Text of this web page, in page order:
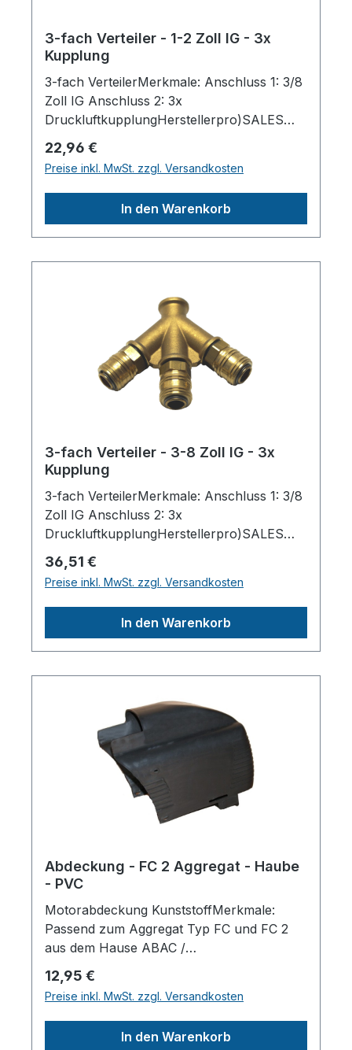
3-fach Verteiler - 1-2 Zoll IG - 3x
Kupplung
3-fach VerteilerMerkmale: Anschluss 1: 3/8
Zoll IG Anschluss 2: 3x
DruckluftkupplungHerstellerpro)SALES
KompressorenFerdinand-Porsche-Str. 16,
63500 Seligenstadt,
Deutschlandinfo@aerotec.info
Regulärer Preis:
22,96 €
Preise inkl. MwSt. zzgl. Versandkosten
In den Warenkorb
3-fach Verteiler - 3-8 Zoll IG - 3x
Kupplung
3-fach VerteilerMerkmale: Anschluss 1: 3/8
Zoll IG Anschluss 2: 3x
DruckluftkupplungHerstellerpro)SALES
KompressorenFerdinand-Porsche-Str. 16,
63500 Seligenstadt,
Deutschlandinfo@aerotec.info
Regulärer Preis:
36,51 €
Preise inkl. MwSt. zzgl. Versandkosten
In den Warenkorb
Abdeckung - FC 2 Aggregat - Haube
- PVC
Motorabdeckung KunststoffMerkmale:
Passend zum Aggregat Typ FC und FC 2
aus dem Hause ABAC /
AEROTEC KompressorenFerdinand-
Porsche-Str. 16, 63500 Seligenstadt,
Deutschlandinfo@aerotec.info
Regulärer Preis:
12,95 €
Preise inkl. MwSt. zzgl. Versandkosten
In den Warenkorb